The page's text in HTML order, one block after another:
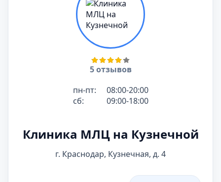
5 отзывов
пн-пт:
08:00-20:00
сб:
09:00-18:00
Клиника МЛЦ на Кузнечной
г. Краснодар, Кузнечная, д. 4